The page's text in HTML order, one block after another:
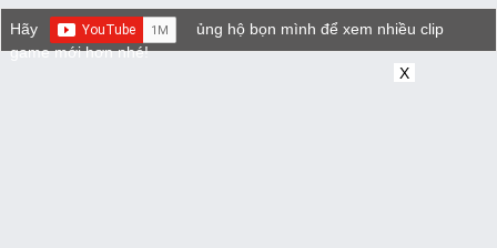
Hãy
ủng hộ bọn mình để xem nhiều clip
game mới hơn nhé!
X